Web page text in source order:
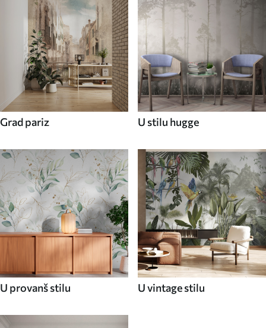
Grad pariz U stilu hugge
U provanš stilu U vintage stilu